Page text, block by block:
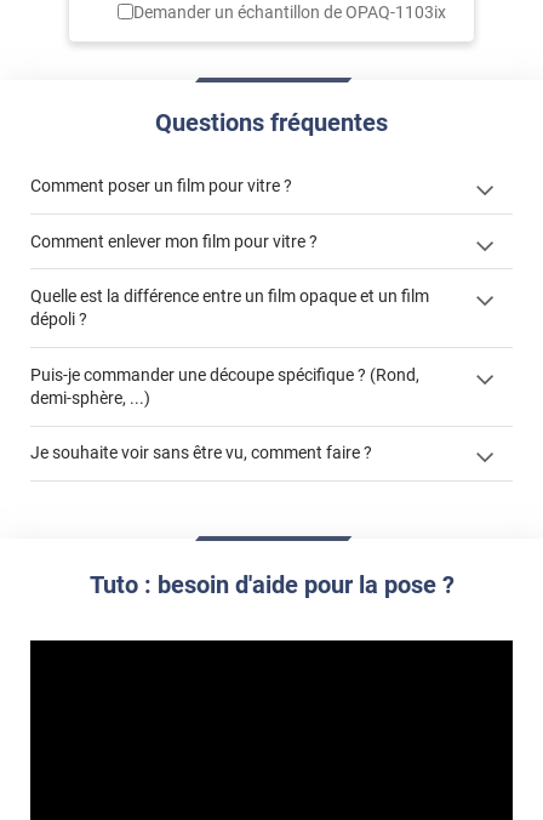
Demander un échantillon deOPAQ-1103ix
Questions fréquentes
Comment poser un film pour vitre ?
cet
Comment enlever mon film pour vitre ?
votre film électrostatique pour vitre
Quelle est la différence entre un film opaque et un film
dépoli ?
film opaque
Puis-je commander une découpe spécifique ? (Rond,
demi-sphère, ...)
devis
Les dimensions du vitrage
Je souhaite voir sans être vu, comment faire ?
Tuto : besoin d'aide pour la pose ?